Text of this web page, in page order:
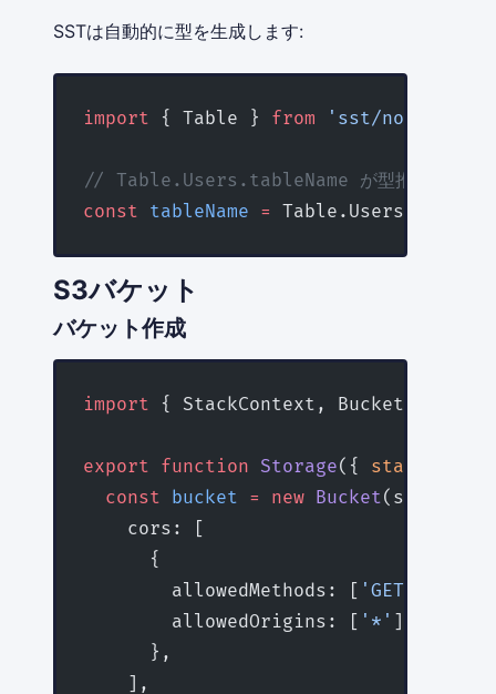
SSTは自動的に型を生成します:
import { Table } from 'sst/node/
// Table.Users.tableName が型推論される
const tableName =
S3バケット
バケット作成
import { StackContext, Bucket }
export function Storage({ stack
  const
bucket = new Bucket(stack,
    cors: [
      {
        allowedMethods: [
'GET'
        allowedOrigins: [
'*' ],
      },
    ],